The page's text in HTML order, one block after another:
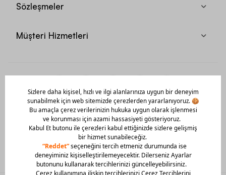
Sözleşmeler
Müşteri Hizmetleri
Mobil Uygulamamızı Hemen İndir!